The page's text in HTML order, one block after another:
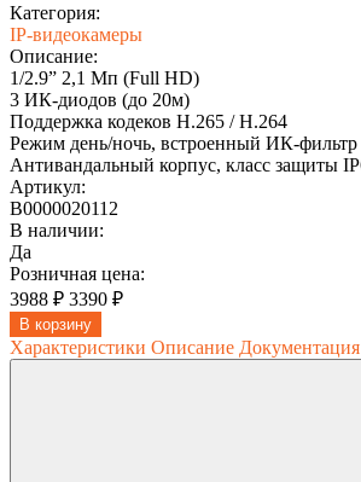
Категория:
IP-видеокамеры
Описание:
1/2.9” 2,1 Мп (Full HD)
3 ИК-диодов (до 20м)
Поддержка кодеков H.265 / H.264
Режим день/ночь, встроенный ИК-фильтр
Антивандальный корпус, класс защиты
Артикул:
В0000020112
В наличии:
Да
Розничная цена:
3988 ₽ 3390 ₽
В корзину
Характеристики Описание Документация